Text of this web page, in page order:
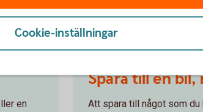
en
Jag behöver
Spara till en
Att spara till något som du
Cookie-inställningar